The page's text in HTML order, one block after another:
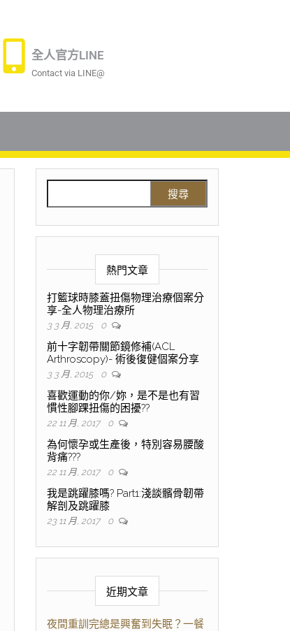
全人官方LINE
Contact via LINE@
熱門文章
打籃球時膝蓋扭傷物理治療個案分
享-全人物理治療所
3 3 月, 2015 0
前十字韌帶關節鏡修補(ACL
Arthroscopy)- 術後復健個案分享
3 3 月, 2015 0
喜歡運動的你/妳，是不是也有習
慣性腳踝扭傷的困擾??
22 11 月, 2017 0
為何懷孕或生產後，特別容易腰酸
背痛???
22 11 月, 2017 0
我是跳躍膝嗎? Part1:淺談髕骨韌帶
解剖及跳躍膝
23 11 月, 2017 0
近期文章
夜間重訓完總是興奮到失眠？一餐